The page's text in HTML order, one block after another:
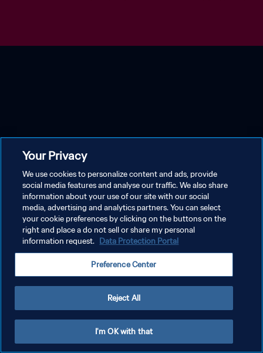
Your Privacy
We use cookies to personalize content and ads, provide
social media features and analyse our traffic. We also share
information about your use of our site with our social
media, advertising and analytics partners. You can select
your cookie preferences by clicking on the buttons on the
right and place a do not sell or share my personal
information request. Data Protection Portal
Preference Center
Reject All
I'm OK with that